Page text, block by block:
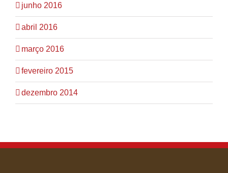
junho 2016
abril 2016
março 2016
fevereiro 2015
dezembro 2014